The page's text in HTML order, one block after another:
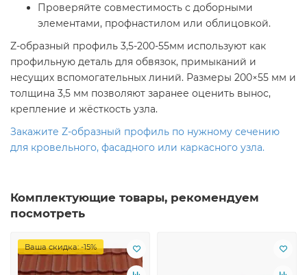
Проверяйте совместимость с доборными
элементами, профнастилом или облицовкой.
Z-образный профиль 3,5-200-55мм используют как
профильную деталь для обвязок, примыканий и
несущих вспомогательных линий. Размеры 200×55 мм и
толщина 3,5 мм позволяют заранее оценить вынос,
крепление и жёсткость узла.
Закажите Z-образный профиль по нужному сечению
для кровельного, фасадного или каркасного узла.
Комплектующие товары, рекомендуем
посмотреть
Ваша скидка: -15%